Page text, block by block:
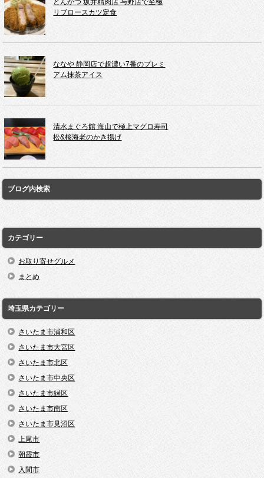
とんかつ 坂井精肉店 与野店で至極
リブロースカツ定食
ななや 静岡店で超濃い7番のプレミ
アム抹茶アイス
清水まぐろ館 海山で極上マグロ寿司
松&桜海老のかき揚げ
ブログ内検索
カテゴリー
お取り寄せグルメ
まとめ
埼玉県カテゴリー
さいたま市浦和区
さいたま市大宮区
さいたま市北区
さいたま市中央区
さいたま市緑区
さいたま市南区
さいたま市見沼区
上尾市
朝霞市
入間市